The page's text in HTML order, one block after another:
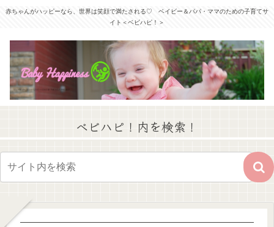
赤ちゃんがハッピーなら、世界は笑顔で満たされる♡ ベイビー＆パパ・ママのための子育てサ
イト＜ベビハピ！＞
ベビハピ！内を検索！